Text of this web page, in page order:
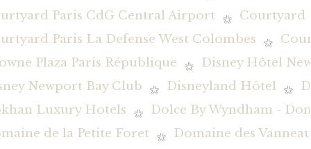
Paris CdG Central Airport
Courtyard
Paris La Defense West Colombes
Plaza Paris République
Disney Hôtel
Newport Bay Club
Disneyland Hôtel
Luxury Hotels
Dolce By Wyndham -
de la Petite Foret
Domaine des